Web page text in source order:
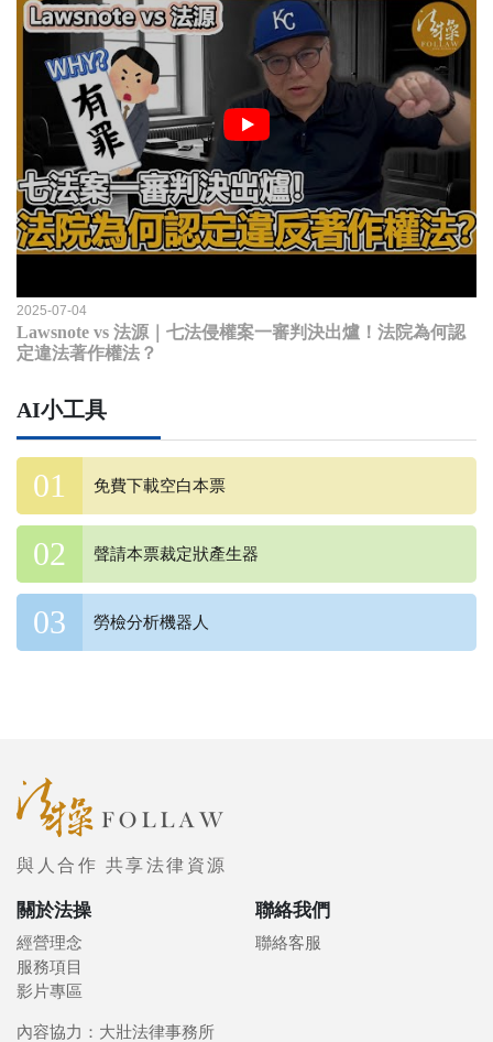
2025-07-04
Lawsnote vs 法源｜七法侵權案一審判決出爐！法院為何認
定違法著作權法？
AI小工具
免費下載空白本票
聲請本票裁定狀產生器
勞檢分析機器人
與人合作 共享法律資源
關於法操
經營理念
服務項目
影片專區
聯絡我們
聯絡客服
內容協力：大壯法律事務所